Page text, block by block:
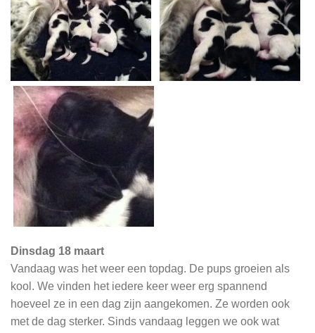
Dinsdag 18 maart
Vandaag was het weer een topdag. De pups groeien als
kool. We vinden het iedere keer weer erg spannend
hoeveel ze in een dag zijn aangekomen. Ze worden ook
met de dag sterker. Sinds vandaag leggen we ook wat